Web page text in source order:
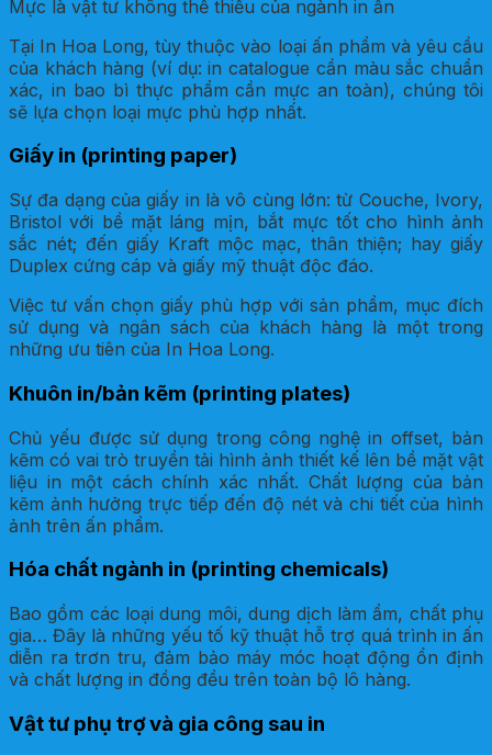
Mực là vật tư không thể thiếu của ngành in ấn
Tại In Hoa Long, tùy thuộc vào loại ấn phẩm và yêu cầu
của khách hàng (ví dụ: in catalogue cần màu sắc chuẩn
xác, in bao bì thực phẩm cần mực an toàn), chúng tôi
sẽ lựa chọn loại mực phù hợp nhất.
Giấy in (printing paper)
Sự đa dạng của giấy in là vô cùng lớn: từ Couche, Ivory,
Bristol với bề mặt láng mịn, bắt mực tốt cho hình ảnh
sắc nét; đến giấy Kraft mộc mạc, thân thiện; hay giấy
Duplex cứng cáp và giấy mỹ thuật độc đáo.
Việc tư vấn chọn giấy phù hợp với sản phẩm, mục đích
sử dụng và ngân sách của khách hàng là một trong
những ưu tiên của In Hoa Long.
Khuôn in/bản kẽm (printing plates)
Chủ yếu được sử dụng trong công nghệ in offset, bản
kẽm có vai trò truyền tải hình ảnh thiết kế lên bề mặt vật
liệu in một cách chính xác nhất. Chất lượng của bản
kẽm ảnh hưởng trực tiếp đến độ nét và chi tiết của hình
ảnh trên ấn phẩm.
Hóa chất ngành in (printing chemicals)
Bao gồm các loại dung môi, dung dịch làm ẩm, chất phụ
gia… Đây là những yếu tố kỹ thuật hỗ trợ quá trình in ấn
diễn ra trơn tru, đảm bảo máy móc hoạt động ổn định
và chất lượng in đồng đều trên toàn bộ lô hàng.
Vật tư phụ trợ và gia công sau in